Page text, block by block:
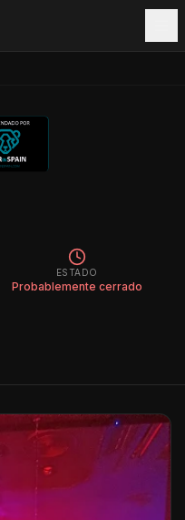
ESTADO
Probablemente cerrado